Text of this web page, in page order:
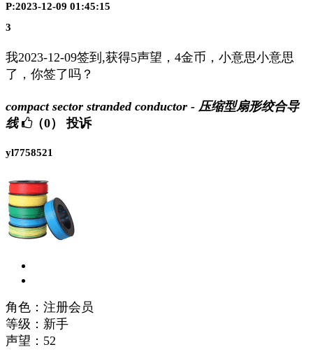
P:2023-12-09 01:45:15
3
我2023-12-09签到,获得5声望，4金币，小意思小意思
了，你签了吗？
compact sector stranded conductor - 压缩型扇形绞合导
线
（0） 投诉
yl7758521
角色：注册会员
等级：新手
声望： 52